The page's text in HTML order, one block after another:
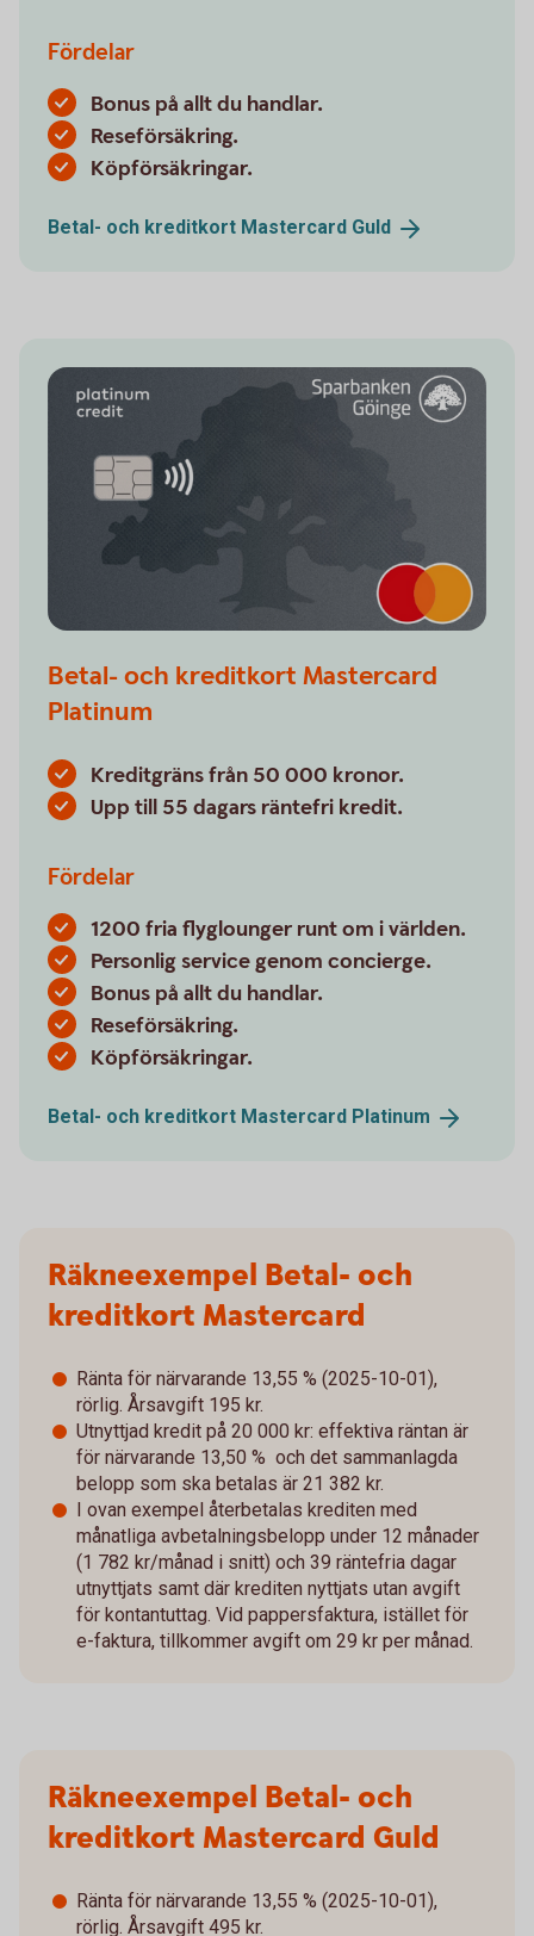
Fördelar
Bonus på allt du handlar.
Reseförsäkring.
Köpförsäkringar.
Betal- och kreditkort Mastercard Guld
Betal- och kreditkort Mastercard
Platinum
Kreditgräns från 50 000 kronor.
Upp till 55 dagars räntefri kredit.
Fördelar
1200 fria flyglounger runt om i världen.
Personlig service genom concierge.
Bonus på allt du handlar.
Reseförsäkring.
Köpförsäkringar.
Betal- och kreditkort Mastercard Platinum
Räkneexempel Betal- och
kreditkort Mastercard
Ränta för närvarande 13,55 % (2025-10-01),
rörlig. Årsavgift 195 kr.
Utnyttjad kredit på 20 000 kr: effektiva räntan är
för närvarande 13,50 % och det sammanlagda
belopp som ska betalas är 21 382 kr.
I ovan exempel återbetalas krediten med
månatliga avbetalningsbelopp under 12 månader
(1 782 kr/månad i snitt) och 39 räntefria dagar
utnyttjats samt där krediten nyttjats utan avgift
för kontantuttag. Vid pappersfaktura, istället för
e-faktura, tillkommer avgift om 29 kr per månad.
Räkneexempel Betal- och
kreditkort Mastercard Guld
Ränta för närvarande 13,55 % (2025-10-01),
rörlig. Årsavgift 495 kr.